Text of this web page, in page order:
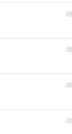
24
25
26
27